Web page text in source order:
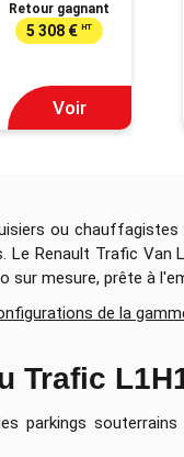
Retour gagnant
5 308 €HT
Voir
ou
Le Renault Trafic Van
sur mesure, prête à
de la
Trafic
parkings